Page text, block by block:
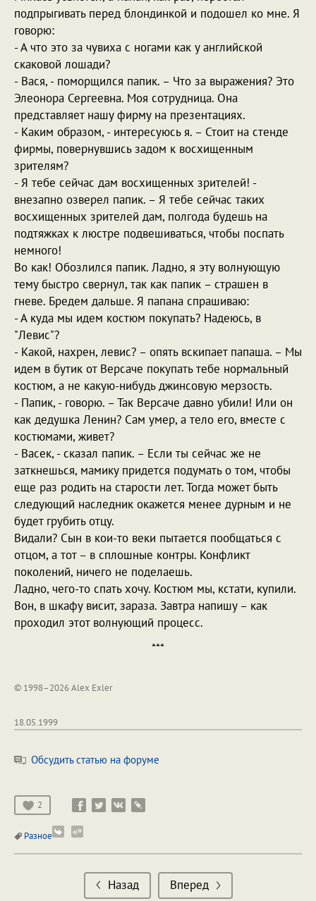
подпрыгивать перед блондинкой и подошел ко мне. Я
говорю:
- А что это за чувиха с ногами как у английской
скаковой лошади?
- Вася, - поморщился папик. – Что за выражения? Это
Элеонора Сергеевна. Моя сотрудница. Она
представляет нашу фирму на презентациях.
- Каким образом, - интересуюсь я. – Стоит на стенде
фирмы, повернувшись задом к восхищенным
зрителям?
- Я тебе сейчас дам восхищенных зрителей! -
внезапно озверел папик. – Я тебе сейчас таких
восхищенных зрителей дам, полгода будешь на
подтяжках к люстре подвешиваться, чтобы поспать
немного!
Во как! Обозлился папик. Ладно, я эту волнующую
тему быстро свернул, так как папик – страшен в
гневе. Бредем дальше. Я папана спрашиваю:
- А куда мы идем костюм покупать? Надеюсь, в
"Левис"?
- Какой, нахрен, левис? – опять вскипает папаша. – Мы
идем в бутик от Версаче покупать тебе нормальный
костюм, а не какую-нибудь джинсовую мерзость.
- Папик, - говорю. – Так Версаче давно убили! Или он
как дедушка Ленин? Сам умер, а тело его, вместе с
костюмами, живет?
- Васек, - сказал папик. – Если ты сейчас же не
заткнешься, мамику придется подумать о том, чтобы
еще раз родить на старости лет. Тогда может быть
следующий наследник окажется менее дурным и не
будет грубить отцу.
Видали? Сын в кои-то веки пытается пообщаться с
отцом, а тот – в сплошные контры. Конфликт
поколений, ничего не поделаешь.
Ладно, чего-то спать хочу. Костюм мы, кстати, купили.
Вон, в шкафу висит, зараза. Завтра напишу – как
проходил этот волнующий процесс.
***
© 1998–2026 Alex Exler
18.05.1999
Обсудить статью на форуме
2
Разное
Назад Вперед